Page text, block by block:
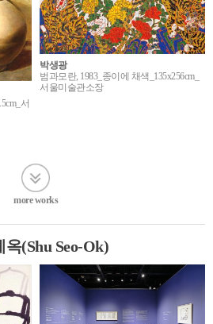
서
박생광
범과모란, 1983_종이에 채색_135x256cm_
서울미술관소장
more works
(Shu Seo-Ok)